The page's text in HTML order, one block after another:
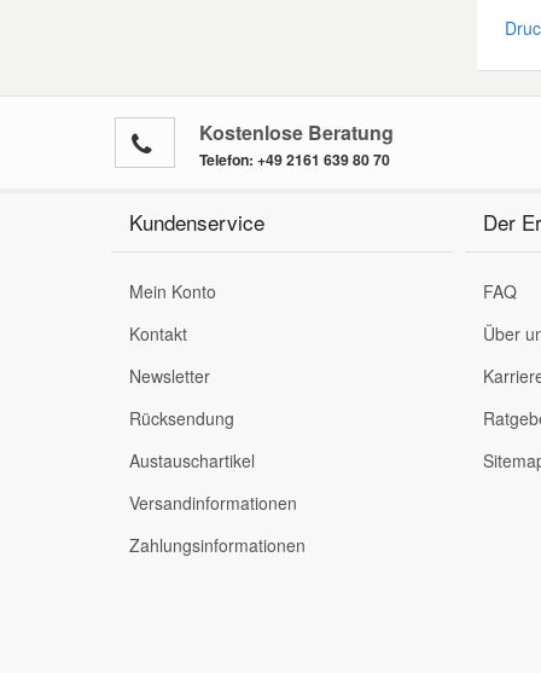
Kostenlose Beratung
Telefon: +49 2161 639 80 70
Kundenservice
Mein Konto
Kontakt
Newsletter
Rücksendung
Austauschartikel
Versandinformationen
Zahlungsinformationen
Der
FAQ
Über